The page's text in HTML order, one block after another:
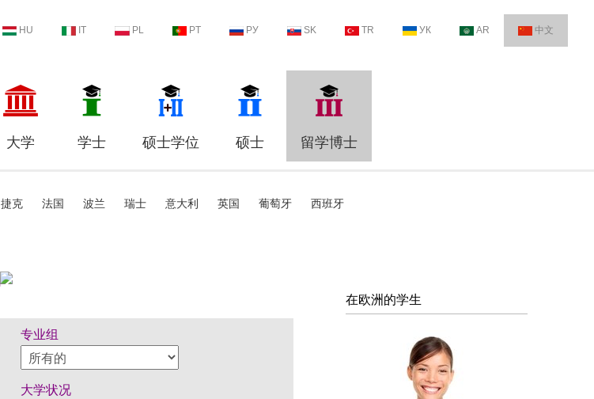
HU IT PL PT РУ SK TR УК AR 中文
大学 学士 硕士学位 硕士 留学博士
捷克 法国 波兰 瑞士 意大利 英国 葡萄牙 西班牙
专业组
大学状况
在欧洲的学生